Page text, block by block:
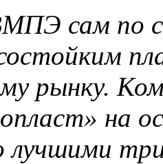
сам по
рынку.
на
лучшими